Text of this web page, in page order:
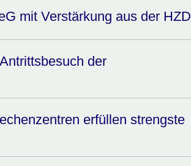
mit Verstärkung aus der HZD
der
erfüllen strengste